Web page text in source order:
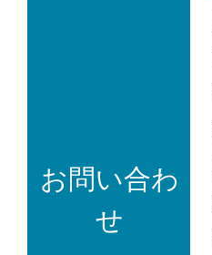
お問い合わ
せ